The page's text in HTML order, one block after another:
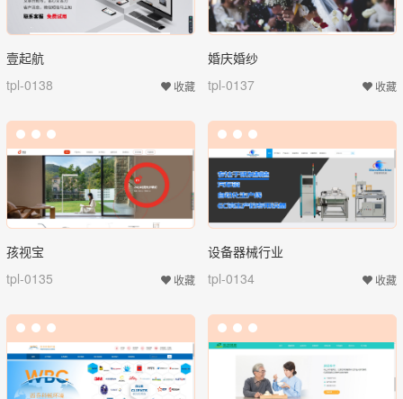
壹起航
tpl-0138
收藏
婚庆婚纱
tpl-0137
收藏
孩视宝
tpl-0135
收藏
设备器械行业
tpl-0134
收藏